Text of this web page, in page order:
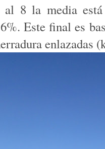
8 la media está
Este final es
enlazadas